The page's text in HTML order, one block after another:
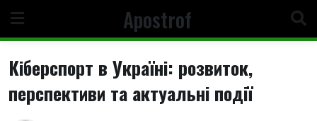
content
Apostrof
Кіберспорт в Україні: розвиток,
перспективи та актуальні події